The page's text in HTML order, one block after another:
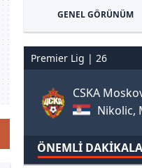
GENEL GÖRÜNÜM
Premier Lig | 26
CSKA
Nikolic,
ÖNEMLI